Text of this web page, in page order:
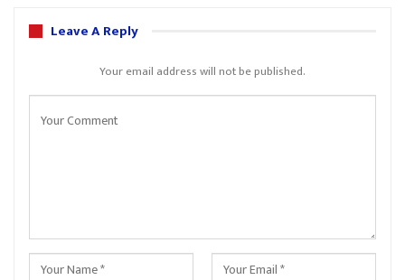
Leave A Reply
Your email address will not be published.